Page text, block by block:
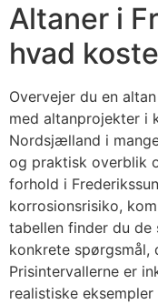
Altaner i
hvad
Overvejer du en
med altanprojekter i
Nordsjælland i
og praktisk overblik
forhold i
korrosionsrisiko,
tabellen finder du de
konkrete
Prisintervallerne er
realistiske